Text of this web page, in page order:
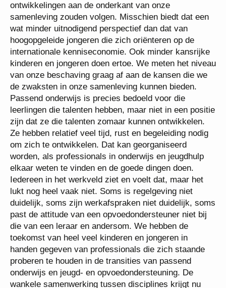
ontwikkelingen aan de onderkant van onze
samenleving zouden volgen. Misschien biedt dat een
wat minder uitnodigend perspectief dan dat van
hoogopgeleide jongeren die zich oriënteren op de
internationale kenniseconomie. Ook minder kansrijke
kinderen en jongeren doen ertoe. We meten het niveau
van onze beschaving graag af aan de kansen die we
de zwaksten in onze samenleving kunnen bieden.
Passend onderwijs is precies bedoeld voor die
leerlingen die talenten hebben, maar niet in een positie
zijn dat ze die talenten zomaar kunnen ontwikkelen.
Ze hebben relatief veel tijd, rust en begeleiding nodig
om zich te ontwikkelen. Dat kan georganiseerd
worden, als professionals in onderwijs en jeugdhulp
elkaar weten te vinden en de goede dingen doen.
Iedereen in het werkveld ziet en voelt dat, maar het
lukt nog heel vaak niet. Soms is regelgeving niet
duidelijk, soms zijn werkafspraken niet duidelijk, soms
past de attitude van een opvoedondersteuner niet bij
die van een leraar en andersom. We hebben de
toekomst van heel veel kinderen en jongeren in
handen gegeven van professionals die zich staande
proberen te houden in de transities van passend
onderwijs en jeugd- en opvoedondersteuning. De
wankele samenwerking tussen disciplines krijgt nu